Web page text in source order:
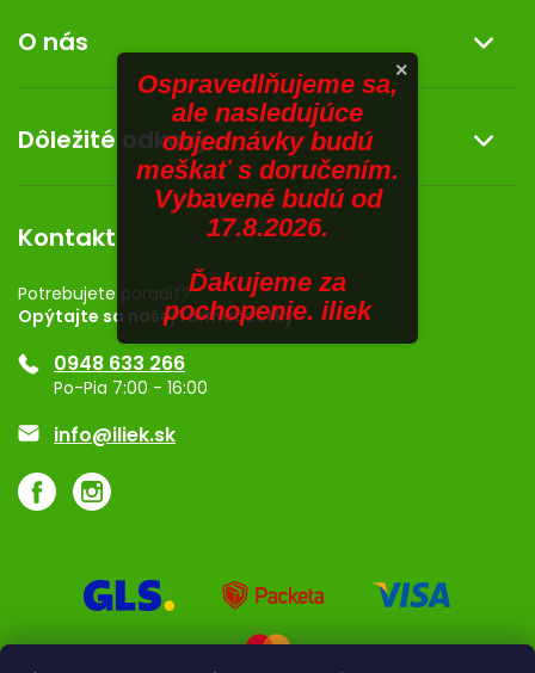
PRÍRODNÉ
LIEKY
ZNAČKY
Prihlásenie
Reklamácia a vrátenie tovaru
Doprava a platba
Darček k nákupu
Obchodné podmienky
O nás
Kontakt
Dermocentrum
Dôležité odkazy
Rozhodnutie na prevádzku
Registrácia
Ponuka pre firmy
Značky
Kontakt
Potrebujete poradiť?
Opýtajte sa našej farmaceutky
0948 633 266
Po-Pia 7:00 - 16:00
info@iliek.sk
×
Ospravedlňujeme sa,
ale nasledujúce
objednávky budú
meškať s doručením.
Vybavené budú od
17.8.2026.
Ďakujeme za
pochopenie. iliek